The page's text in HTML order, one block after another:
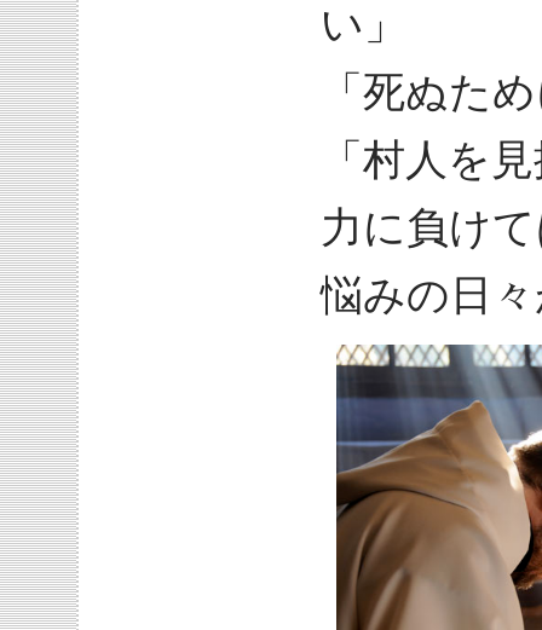
い」
「死ぬた
「村人を
力に負け
悩みの日